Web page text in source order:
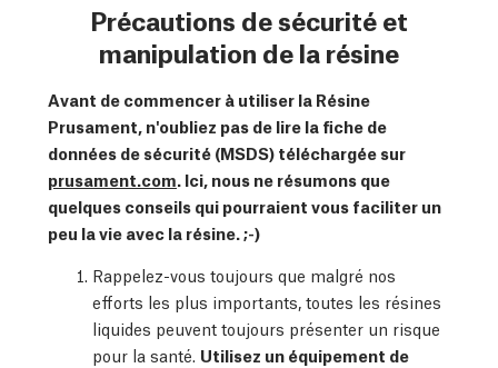
Précautions de sécurité et
manipulation de la résine
Avant de commencer à utiliser la Résine
Prusament, n'oubliez pas de lire la fiche de
données de sécurité (MSDS) téléchargée sur
prusament.com. Ici, nous ne résumons que
quelques conseils qui pourraient vous faciliter un
peu la vie avec la résine. ;-)
Rappelez-vous toujours que malgré nos
efforts les plus importants, toutes les résines
liquides peuvent toujours présenter un risque
pour la santé. Utilisez un équipement de